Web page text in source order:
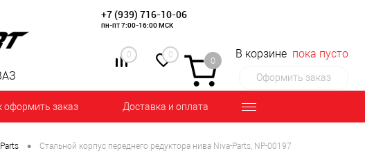
+7 (939) 716-10-06
пн-пт 7:00-16:00 МСК
0 0
0
В корзине пока пусто
Оформить заказ
оформить заказ Доставка и оплата
• Стальной корпус переднего редуктора нива Niva-Parts, NP-00197